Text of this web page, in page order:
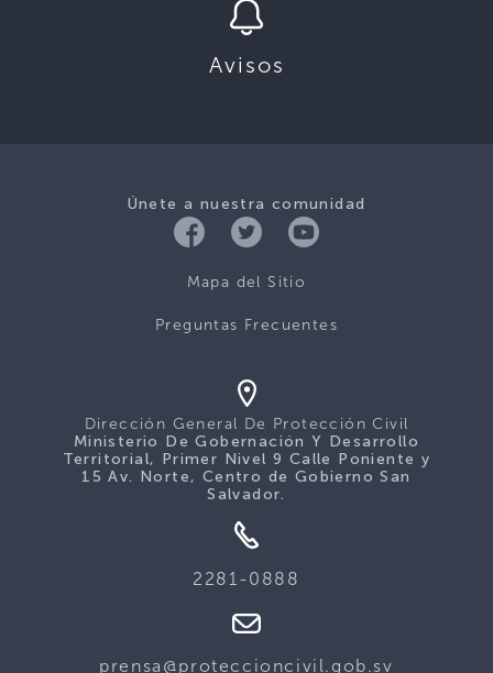
Avisos
Únete a nuestra comunidad
Mapa del Sitio
Preguntas Frecuentes
Dirección General De Protección Civil
Ministerio De Gobernación Y Desarrollo
Territorial, Primer Nivel 9 Calle Poniente y
15 Av. Norte, Centro de Gobierno San
Salvador.
2281-0888
prensa@proteccioncivil.gob.sv